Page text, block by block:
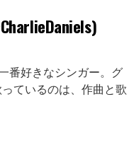
番好きなシンガー。グ
ているのは、作曲と歌